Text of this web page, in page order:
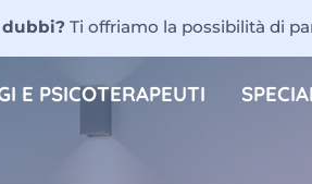
dubbi? Ti offriamo la possibilità di
E PSICOTERAPEUTI